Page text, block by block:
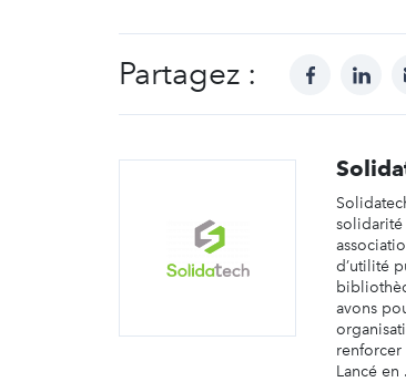
Partagez : facebook
d’utilité
avons
Lancé en